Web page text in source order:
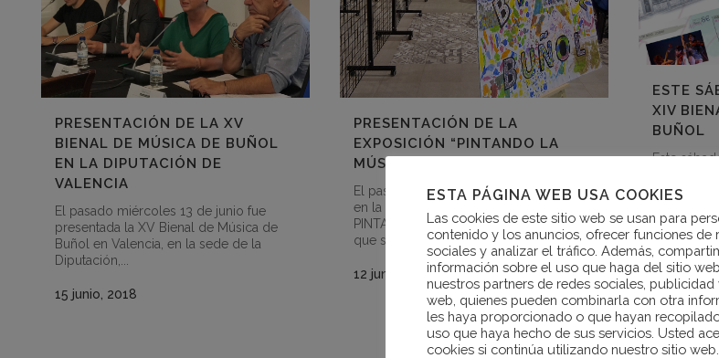
PRESENTACIÓN DE LA XV
BIENAL DE MÚSICA DE BUÑOL
EN LA DIPUTACIÓN DE
VALENCIA
El pasado miércoles 13 de junio fue
presentada la XV Bienal de Música de
Buñol en Valencia, en la sede de la
Diputación,...
15 junio, 2018
PRESENTACIÓN DE LA
EXPOSICIÓN “PINTANDO LA
MÚSICA”
El pasado viernes 8 de junio se presentó
en la Sala El Mercado la exposición
PINTANDO LA MÚSICA. Esta muestra,
que se incluye dentro...
12 junio, 2018
ESTE
XIV
BUÑOL
Este
horas en
tendrá
24 junio,
ESTA PÁGINA WEB USA COOKIES
Las cookies de este sitio web se usan para
contenido y los anuncios, ofrecer funciones de
sociales y analizar el tráfico. Además,
información sobre el uso que haga del sitio
nuestros partners de redes sociales, publicidad
web, quienes pueden combinarla con otra
les haya proporcionado o que hayan
uso que haya hecho de sus servicios. Usted
cookies si continúa utilizando nuestro sitio web.